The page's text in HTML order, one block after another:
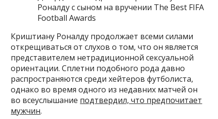
Роналду с сыном на вручении The Best FIFA
Football Awards
Криштиану Роналду продолжает всеми силами
открещиваться от слухов о том, что он является
представителем нетрадиционной сексуальной
ориентации. Сплетни подобного рода давно
распространяются среди хейтеров футболиста,
однако во время одного из недавних матчей он
во всеуслышание подтвердил, что предпочитает
мужчин.